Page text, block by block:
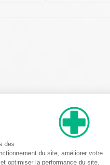
derived
Stearyl alcohol(Plant-derived
chloride(Guar-
oleifera seed oil ¹Moringa
flower oil (Rose geranium oil)
Phenethyl